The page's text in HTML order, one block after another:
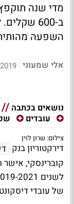
מדי שנה
ב-600
השפעה מהותית על
אלי שמעוני |
17:34
נושאים בכתבה
עובדים
צילום: שרון לוין
דירקטוריון בנק
קוברינסקי,
של עובדי